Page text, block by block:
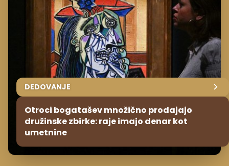
DEDOVANJE
Otroci bogatašev množično prodajajo
družinske zbirke: raje imajo denar kot
umetnine